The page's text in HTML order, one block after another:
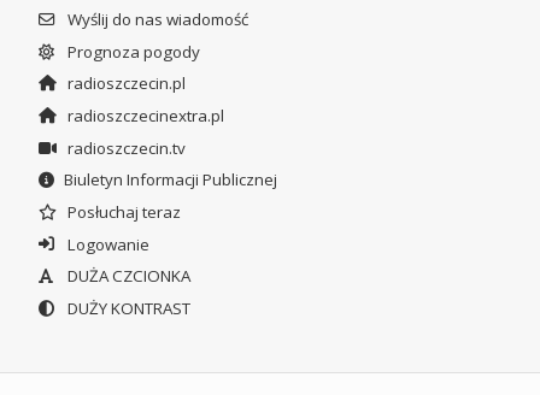
Wyślij do nas wiadomość
Prognoza pogody
radioszczecin.pl
radioszczecinextra.pl
radioszczecin.tv
Biuletyn Informacji Publicznej
Posłuchaj teraz
Logowanie
DUŻA CZCIONKA
DUŻY KONTRAST